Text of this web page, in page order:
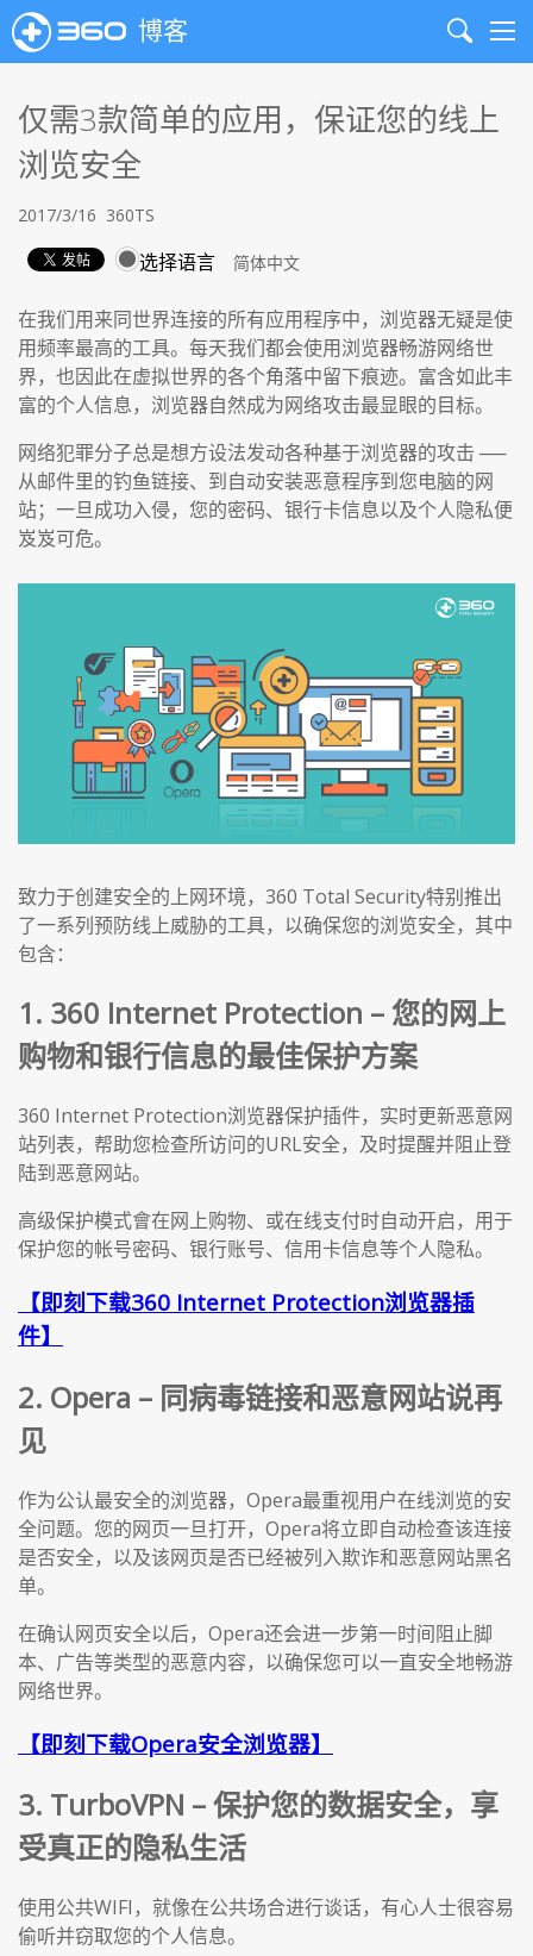
博客
Search
仅需3款简单的应用，保证您的线上
浏览安全
2017/3/16 360TS
选择语言
在我们用来同世界连接的所有应用程序中，浏览器无疑是使
用频率最高的工具。每天我们都会使用浏览器畅游网络世
界，也因此在虚拟世界的各个角落中留下痕迹。富含如此丰
富的个人信息，浏览器自然成为网络攻击最显眼的目标。
网络犯罪分子总是想方设法发动各种基于浏览器的攻击 ──
从邮件里的钓鱼链接、到自动安装恶意程序到您电脑的网
站；一旦成功入侵，您的密码、银行卡信息以及个人隐私便
岌岌可危。
致力于创建安全的上网环境，360 Total Security特别推出
了一系列预防线上威胁的工具，以确保您的浏览安全，其中
包含：
1. 360 Internet Protection – 您的网上
购物和银行信息的最佳保护方案
360 Internet Protection浏览器保护插件，实时更新恶意网
站列表，帮助您检查所访问的URL安全，及时提醒并阻止登
陆到恶意网站。
高级保护模式會在网上购物、或在线支付时自动开启，用于
保护您的帐号密码、银行账号、信用卡信息等个人隐私。
【即刻下载360 Internet Protection浏览器插
件】
2. Opera – 同病毒链接和恶意网站说再
见
作为公认最安全的浏览器，Opera最重视用户在线浏览的安
全问题。您的网页一旦打开，Opera将立即自动检查该连接
是否安全，以及该网页是否已经被列入欺诈和恶意网站黑名
单。
在确认网页安全以后，Opera还会进一步第一时间阻止脚
本、广告等类型的恶意内容，以确保您可以一直安全地畅游
网络世界。
【即刻下载Opera安全浏览器】
3. TurboVPN – 保护您的数据安全，享
受真正的隐私生活
使用公共WIFI，就像在公共场合进行谈话，有心人士很容易
偷听并窃取您的个人信息。